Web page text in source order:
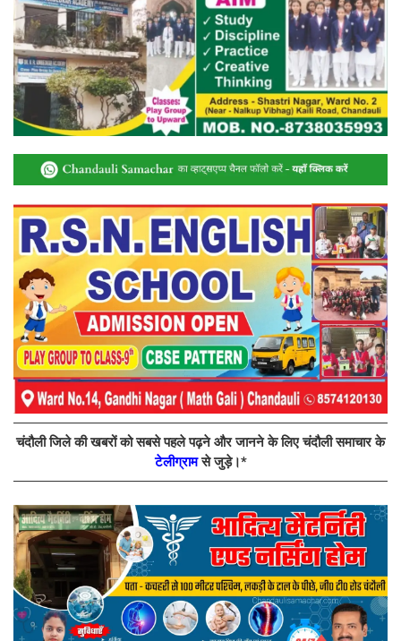
चंदौली जिले की खबरों को सबसे पहले पढ़ने और जानने के लिए चंदौली समाचार के
टेलीग्रामसे जुड़े।*